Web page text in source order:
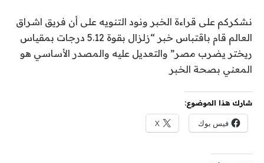
نشكركم على قراءة الخبر ونود التنويه على أن فريق اشراق
العالم قام باقتباس خبر “زلزال بقوة 5.12 درجات بمقياس
ريختر يضرب مصر” والتعديل عليه والمصدر الأساسي هو
المعني بصحة الخبر
شارك هذا الموضوع:
فيس بوك X